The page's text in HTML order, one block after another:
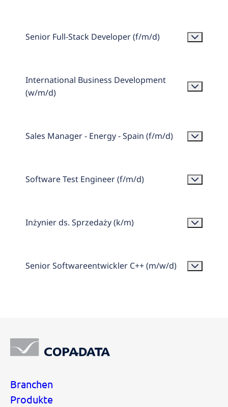
Senior Full-Stack Developer (f/m/d)
International Business Development
(w/m/d)
Sales Manager - Energy - Spain (f/m/d)
Software Test Engineer (f/m/d)
Inżynier ds. Sprzedaży (k/m)
Senior Softwareentwickler C++ (m/w/d)
Branchen
Produkte